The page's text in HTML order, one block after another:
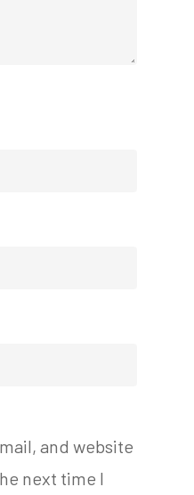
and website
next time I